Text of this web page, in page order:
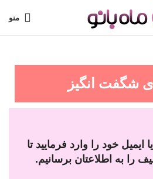
منو
شگفت انگیز
خود را وارد فرمایید تا
را به اطلاعتان برسانیم.